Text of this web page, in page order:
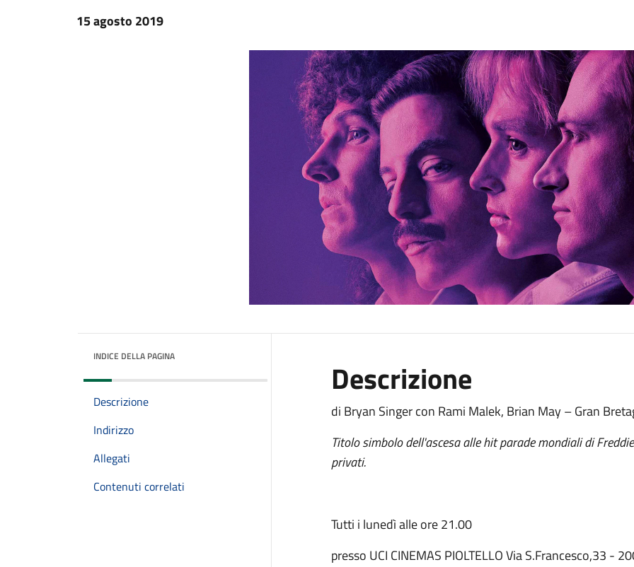
15 agosto 2019
INDICE DELLA PAGINA
Descrizione
Indirizzo
Allegati
Contenuti correlati
Descrizione
di Bryan Singer con Rami Malek, Brian May – Gran
Titolo simbolo dell'ascesa alle hit parade mondiali di
privati.
Tutti i lunedì alle ore 21.00
presso UCI CINEMAS PIOLTELLO Via S.Francesco,33 -